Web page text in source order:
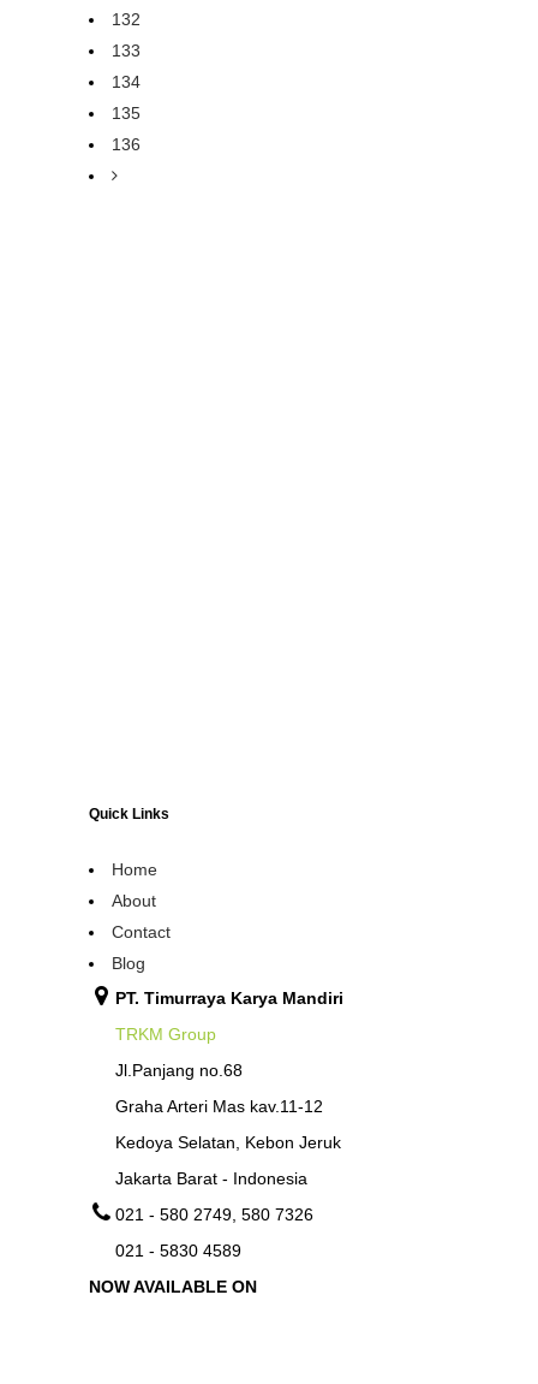
132
133
134
135
136
Quick Links
Home
About
Contact
Blog
PT. Timurraya Karya Mandiri
TRKM Group
Jl.Panjang no.68
Graha Arteri Mas kav.11-12
Kedoya Selatan, Kebon Jeruk
Jakarta Barat - Indonesia
021 - 580 2749, 580 7326
021 - 5830 4589
NOW AVAILABLE ON